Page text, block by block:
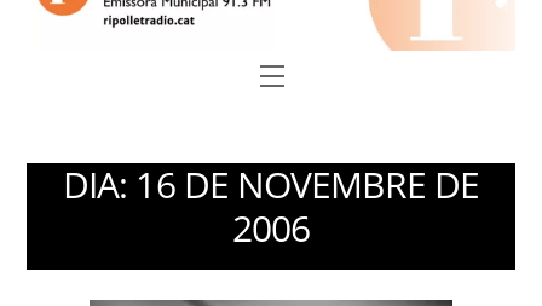
Menu
DIA: 16 DE NOVEMBRE DE
2006